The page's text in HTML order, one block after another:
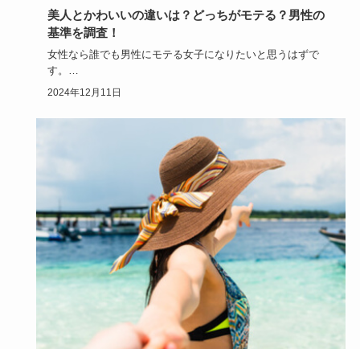
美人とかわいいの違いは？どっちがモテる？男性の
基準を調査！
女性なら誰でも男性にモテる女子になりたいと思うはずで
す。
モテる女子とは「美人」を指すのか、「かわいい女性」のこ
2024年12月11日